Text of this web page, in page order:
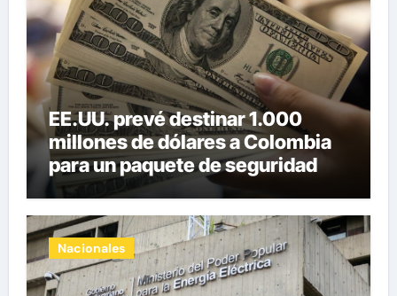
EE.UU. prevé destinar 1.000
millones de dólares a Colombia
para un paquete de seguridad
Nacionales